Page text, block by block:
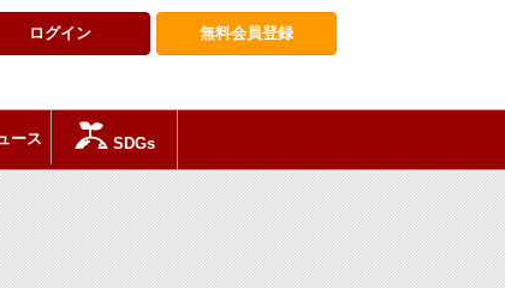
無料会員登録
ログイン
ース SDGs